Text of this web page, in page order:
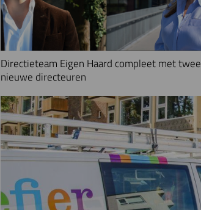
Directieteam Eigen Haard compleet met twee
nieuwe directeuren